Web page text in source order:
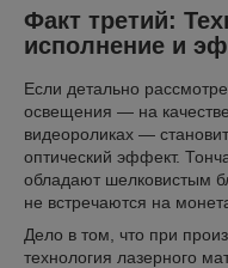
Факт третий:
исполнение и
Если детально
освещения — на
видеороликах —
оптический эффект.
обладают шелковистым
не встречаются на
Дело в том, что при
технология лазерного